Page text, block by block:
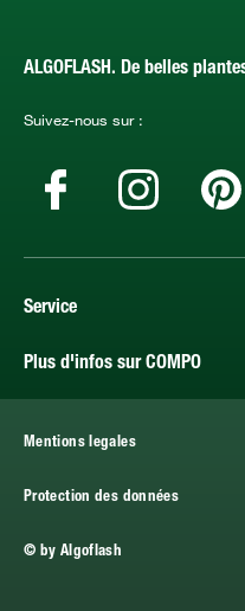
ALGOFLASH. De belles
Suivez-nous sur :
Service
Plus d'infos sur COMPO
Mentions legales
Protection des données
© by Algoflash